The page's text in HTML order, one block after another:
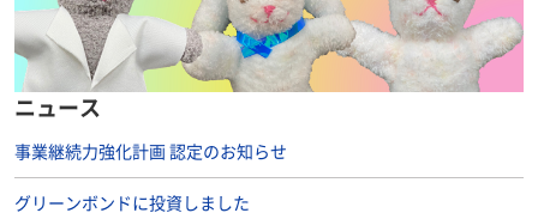
ニュース
事業継続力強化計画 認定のお知らせ
グリーンボンドに投資しました